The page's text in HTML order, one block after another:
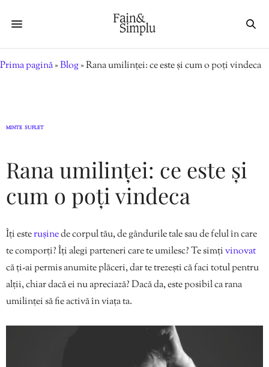
Prima pagină»Blog»Rana umilinței: ce este și cum o poți vindeca
MINTE SUFLET
Rana umilinței: ce este și
cum o poți vindeca
Îți esterușinede corpul tău, de gândurile tale sau de felul în care
te comporți? Îți alegi parteneri care te umilesc? Te simțivinovat
că ți-ai permis anumite plăceri, dar te trezești că faci totul pentru
alții, chiar dacă ei nu apreciază? Dacă da, este posibil ca rana
umilinței să fie activă în viața ta.